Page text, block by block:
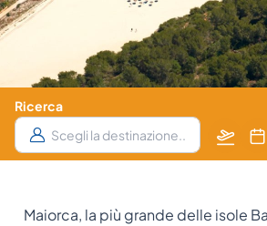
Ricerca
Partenza
da
Data
Maiorca, la più grande delle isole